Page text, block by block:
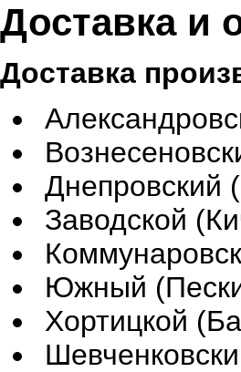
Доставка и
Доставка
Днепровский
Заводской
Южный
Хортицкой